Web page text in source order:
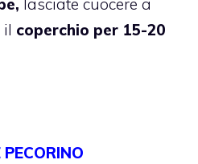
lasciate cuocere a
il coperchio per 15-20